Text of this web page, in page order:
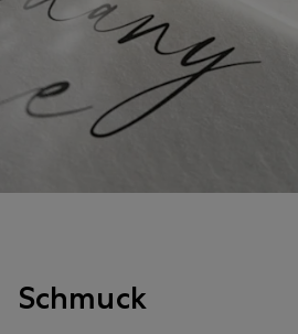
Schmuck